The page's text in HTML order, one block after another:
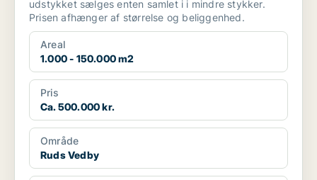
udstykket sælges enten samlet i i mindre stykker.
Prisen afhænger af størrelse og beliggenhed.
Areal
1.000 - 150.000 m2
Pris
Ca. 500.000 kr.
Område
Ruds Vedby